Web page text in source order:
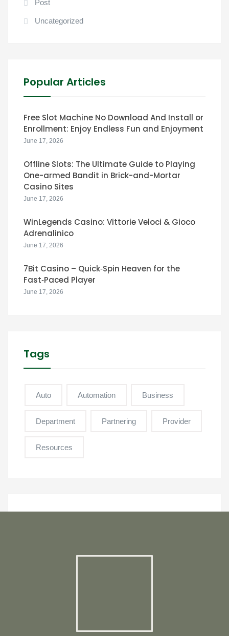
Post
Uncategorized
Popular Articles
Free Slot Machine No Download And Install or
Enrollment: Enjoy Endless Fun and Enjoyment
June 17, 2026
Offline Slots: The Ultimate Guide to Playing
One-armed Bandit in Brick-and-Mortar
Casino Sites
June 17, 2026
WinLegends Casino: Vittorie Veloci & Gioco
Adrenalinico
June 17, 2026
7Bit Casino – Quick‑Spin Heaven for the
Fast‑Paced Player
June 17, 2026
Tags
Auto Automation Business
Department Partnering Provider
Resources